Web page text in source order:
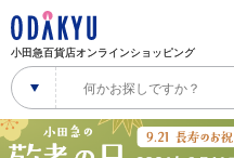
小田急百貨店オンラインショッピング